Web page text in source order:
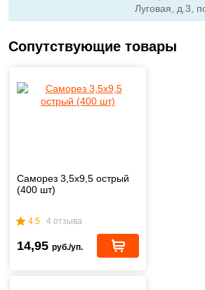
Луговая, д.3,
Сопутствующие товары
Саморез 3,5x9,5 острый
(400 шт)
4.5 4 отзыва
14,95 руб./уп.